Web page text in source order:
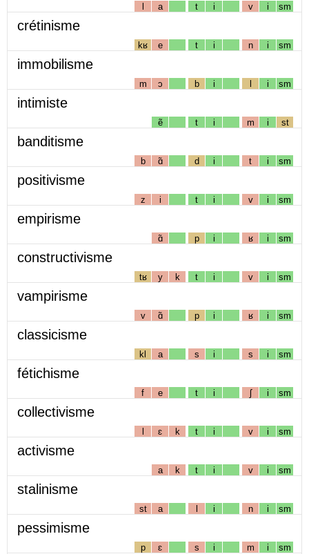
l a t i v i sm
crétinisme
kʁ e t i n i sm
immobilisme
m ɔ b i l i sm
intimiste
ẽ t i m i st
banditisme
b ɑ̃ d i t i sm
positivisme
z i t i v i sm
empirisme
ɑ̃ p i ʁ i sm
constructivisme
tʁ y k t i v i sm
vampirisme
v ɑ̃ p i ʁ i sm
classicisme
kl a s i s i sm
fétichisme
f e t i ʃ i sm
collectivisme
l ɛ k t i v i sm
activisme
a k t i v i sm
stalinisme
st a l i n i sm
pessimisme
p ɛ s i m i sm